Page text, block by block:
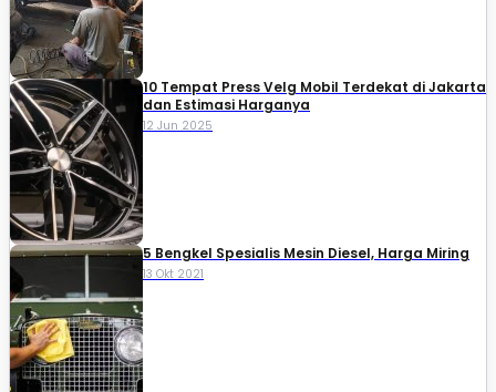
10 Tempat Press Velg Mobil Terdekat di Jakarta
dan Estimasi Harganya
12 Jun 2025
5 Bengkel Spesialis Mesin Diesel, Harga Miring
13 Okt 2021